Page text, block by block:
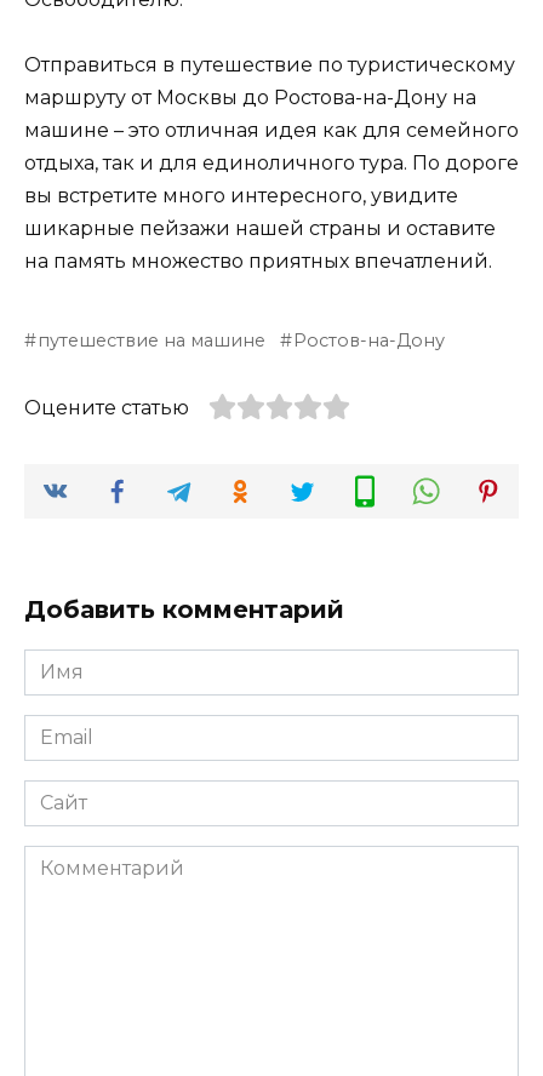
Отправиться в путешествие по туристическому
маршруту от Москвы до Ростова-на-Дону на
машине – это отличная идея как для семейного
отдыха, так и для единоличного тура. По дороге
вы встретите много интересного, увидите
шикарные пейзажи нашей страны и оставите
на память множество приятных впечатлений.
путешествие на машине Ростов-на-Дону
Оцените статью
Добавить комментарий
Имя
*
Email
*
Сайт
Комментарий